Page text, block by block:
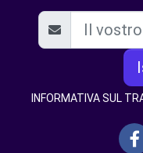
INFORMATIVA SUL